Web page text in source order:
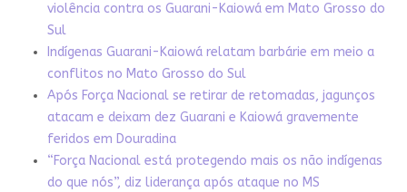
violência contra os Guarani-Kaiowá em Mato Grosso do
Sul
Indígenas Guarani-Kaiowá relatam barbárie em meio a
conflitos no Mato Grosso do Sul
Após Força Nacional se retirar de retomadas, jagunços
atacam e deixam dez Guarani e Kaiowá gravemente
feridos em Douradina
“Força Nacional está protegendo mais os não indígenas
do que nós”, diz liderança após ataque no MS